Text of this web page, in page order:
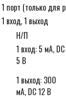
1 порт (только для
1 вход, 1 выход
Н/П
1 вход: 5 мА, DC
5 В
1 выход: 300
мА, DC 12 В